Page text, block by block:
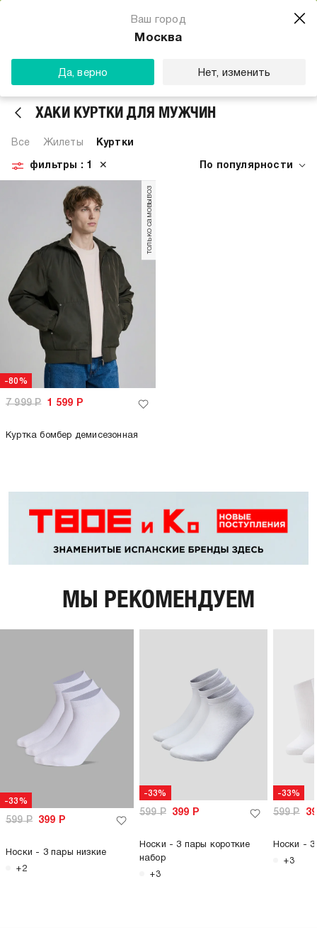
Ваш город
Москва
Да, верно Нет, изменить
ХАКИ КУРТКИ ДЛЯ МУЖЧИН
Все Жилеты Куртки
По популярности
фильтры : 1 ✕
-80%
только самовывоз
7 999Р 1 599 Р
Куртка бомбер демисезонная
МЫ РЕКОМЕНДУЕМ
-33%
599Р 399 Р
Носки - 3 пары низкие
+2
-33%
599Р 399 Р
Носки - 3 пары короткие
набор
+3
-33%
599Р
Носки - 3
+3
Магазин одежды для тебя